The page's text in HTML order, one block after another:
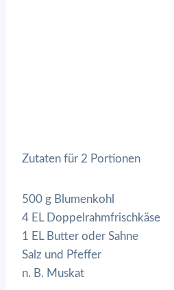
Zutaten für 2 Portionen
500 g Blumenkohl
4 EL Doppelrahmfrischkäse
1 EL Butter oder Sahne
Salz und Pfeffer
n. B. Muskat